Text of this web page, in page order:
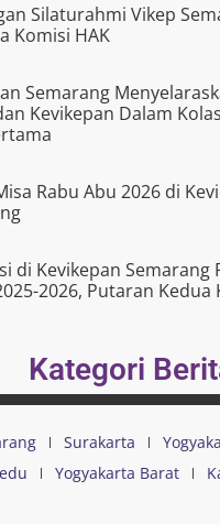
Silaturahmi Vikep
Komisi HAK
Semarang
Kevikepan Dalam
Rabu Abu 2026 di
di Kevikepan Semarang
2026, Putaran Kedua
Kategori
Surakarta
Yogyakarta Barat